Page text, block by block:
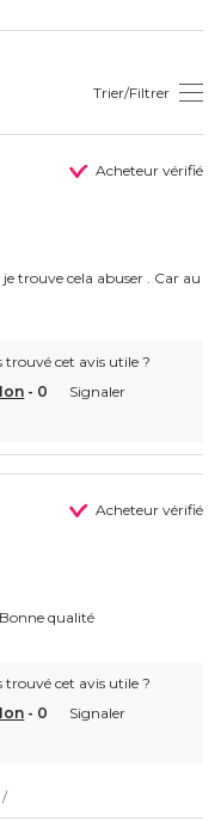
Trier/Filtrer
Acheteur vérifié
trouve cela abuser . Car au
trouvé cet avis utile ?
- 0 Signaler
Acheteur vérifié
qualité
trouvé cet avis utile ?
- 0 Signaler
/